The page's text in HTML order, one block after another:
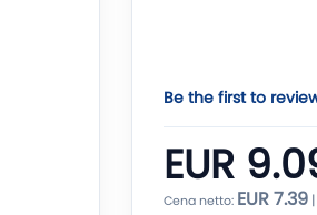
Be the first to
EUR
EUR 7.39